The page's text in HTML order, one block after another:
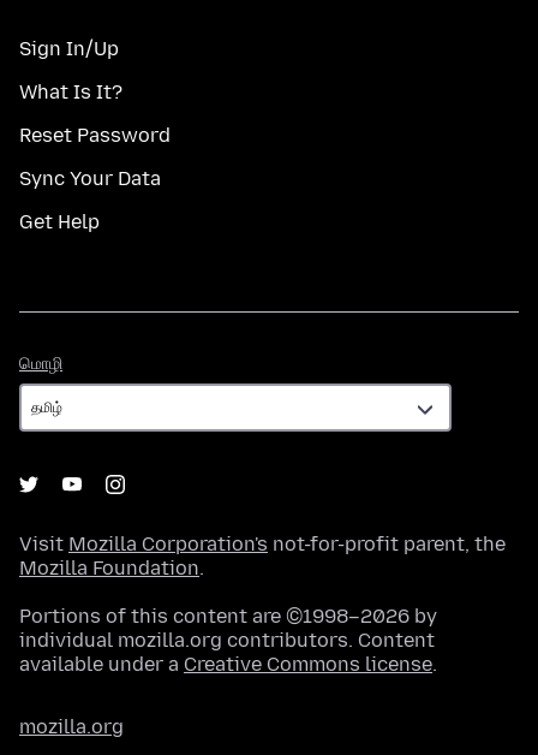
Sign In/Up
What Is It?
Reset Password
Sync Your Data
Get Help
மொழி
Visit Mozilla Corporation's not-for-profit parent, the
Mozilla Foundation.
Portions of this content are ©1998–2026 by
individual mozilla.org contributors. Content
available under a Creative Commons license.
mozilla.org